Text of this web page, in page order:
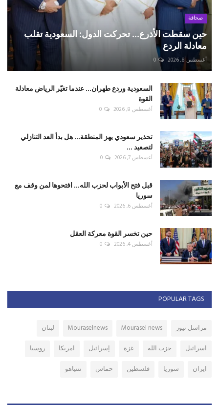
صحافة
حين سقطت الأذرع... تحركت الدول: السعودية تقلب
معادلة الردع
أغسطس 8, 2026 0
السعودية وردع طهران... عندما تغيّر الرياض معادلة
القوة
أغسطس 8, 2026 0
تحذير سعودي يهز المنطقة... هل بدأ العد التنازلي
لتصعيد ...
أغسطس 7, 2026 0
قبل فتح الأبواب لحزب الله... افتحوها لمن وقف مع
سوريا
أغسطس 6, 2026 0
حين تخسر القوة معركة العقل
أغسطس 4, 2026 0
POPULAR TAGS
مراسل نيوز Mourasel news
Mouraselnews
لبنان
اسرائيل
حزب الله غزة إسرائيل امريكا
روسيا
ايران
سوريا فلسطين حماس نتنياهو